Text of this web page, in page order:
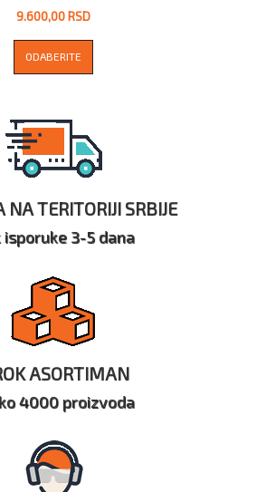
9.600,00 RSD
ODABERITE
NA TERITORIJI SRBIJE
isporuke 3-5 dana
ASORTIMAN
4000 proizvoda